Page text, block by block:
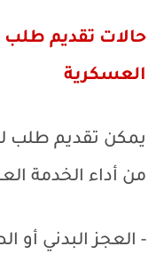
حالات تقديم طلب
العسكرية
يمكن تقديم طلب
من أداء الخدمة
- العجز البدني أو